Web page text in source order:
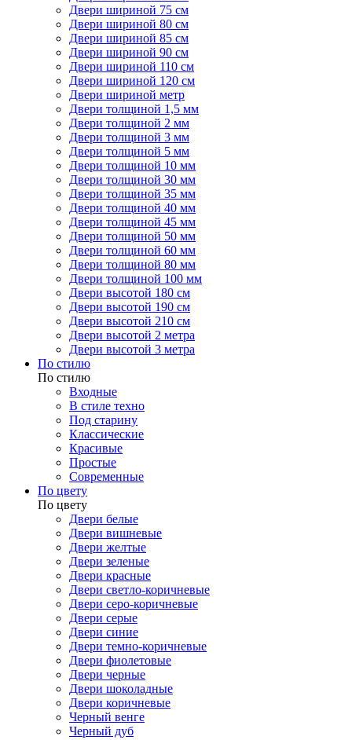
Двери шириной 75 см
Двери шириной 80 см
Двери шириной 85 см
Двери шириной 90 см
Двери шириной 110 см
Двери шириной 120 см
Двери шириной метр
Двери толщиной 1,5 мм
Двери толщиной 2 мм
Двери толщиной 3 мм
Двери толщиной 5 мм
Двери толщиной 10 мм
Двери толщиной 30 мм
Двери толщиной 35 мм
Двери толщиной 40 мм
Двери толщиной 45 мм
Двери толщиной 50 мм
Двери толщиной 60 мм
Двери толщиной 80 мм
Двери толщиной 100 мм
Двери высотой 180 см
Двери высотой 190 см
Двери высотой 210 см
Двери высотой 2 метра
Двери высотой 3 метра
По стилю
По стилю
Входные
В стиле техно
Под старину
Классические
Красивые
Простые
Современные
По цвету
По цвету
Двери белые
Двери вишневые
Двери желтые
Двери зеленые
Двери красные
Двери светло-коричневые
Двери серо-коричневые
Двери серые
Двери синие
Двери темно-коричневые
Двери фиолетовые
Двери черные
Двери шоколадные
Двери коричневые
Черный венге
Черный дуб